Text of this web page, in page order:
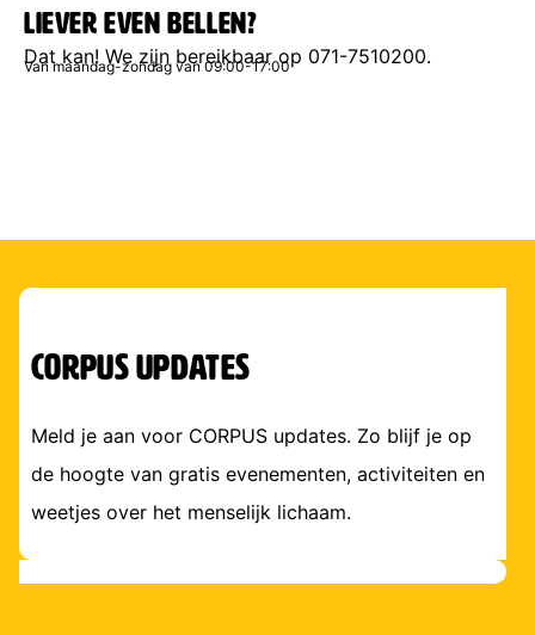
Liever even bellen?
Dat kan! We zijn bereikbaar op 071-7510200.
Van maandag-zondag van 09:00-17:00
corpus updates
Meld je aan voor CORPUS updates. Zo blijf je op
de hoogte van gratis evenementen, activiteiten en
weetjes over het menselijk lichaam.